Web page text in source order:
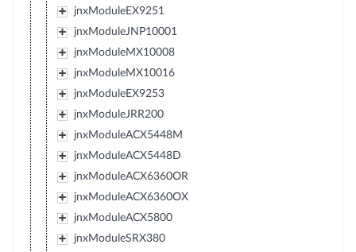
jnxModuleEX9251
jnxModuleJNP10001
jnxModuleMX10008
jnxModuleMX10016
jnxModuleEX9253
jnxModuleJRR200
jnxModuleACX5448M
jnxModuleACX5448D
jnxModuleACX6360OR
jnxModuleACX6360OX
jnxModuleACX5800
jnxModuleSRX380